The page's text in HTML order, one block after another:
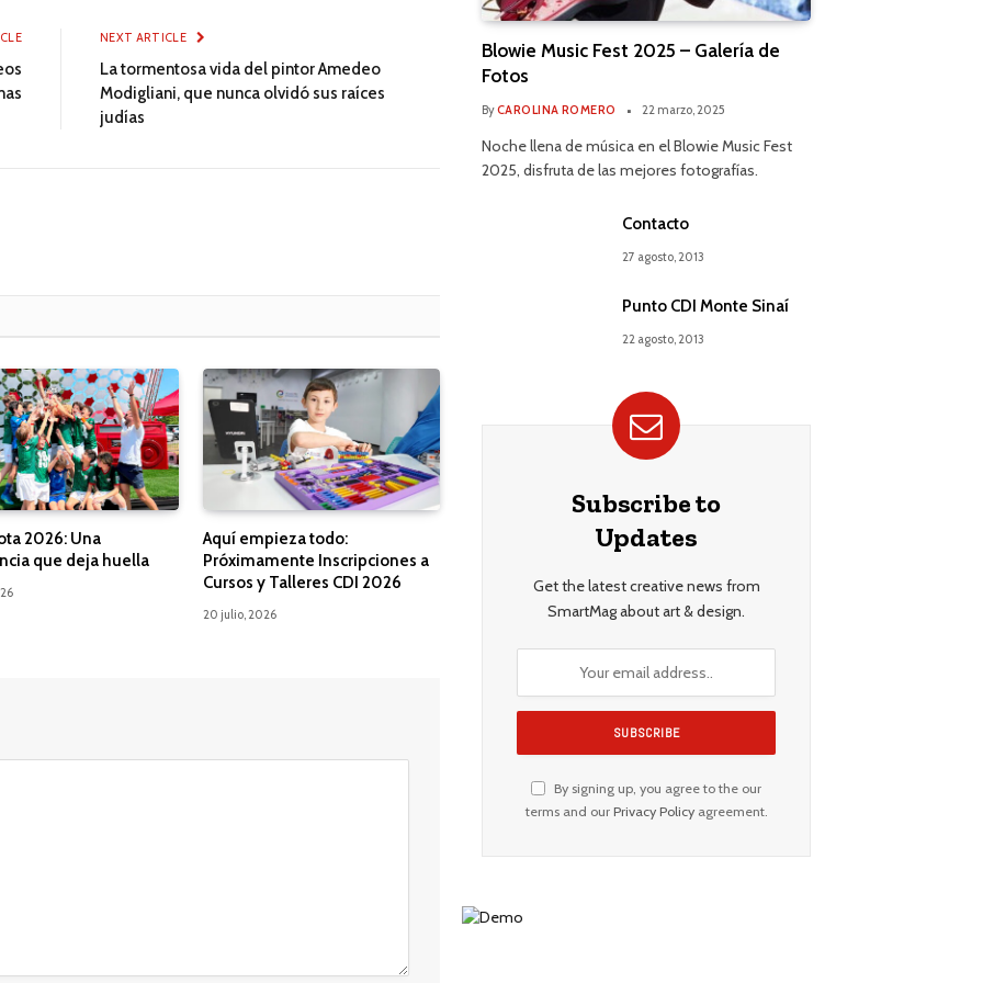
NEXT ARTICLE
La tormentosa vida del pintor Amedeo
Modigliani, que nunca olvidó sus raíces
judías
2026: Una
que deja huella
Aquí empieza todo:
Próximamente Inscripciones a
Cursos y Talleres CDI 2026
20 julio, 2026
Blowie Music Fest 2025 – Galería de
Fotos
ByCAROLINA ROMERO 22 marzo, 2025
Noche llena de música en el Blowie Music Fest
2025, disfruta de las mejores fotografías.
Contacto
27 agosto, 2013
Punto CDI Monte Sinaí
22 agosto, 2013
Subscribe to
Updates
Get the latest creative news from
SmartMag about art & design.
By signing up, you agree to the our
terms and our Privacy Policyagreement.